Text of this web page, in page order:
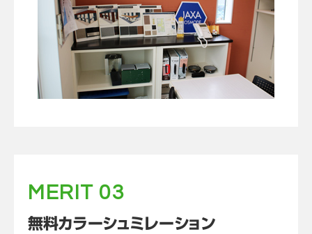
MERIT 03
無料カラーシュミレーション